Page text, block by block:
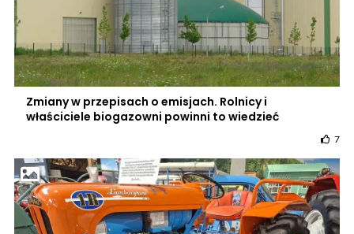
Zmiany w przepisach o emisjach. Rolnicy i
właściciele biogazowni powinni to wiedzieć
7